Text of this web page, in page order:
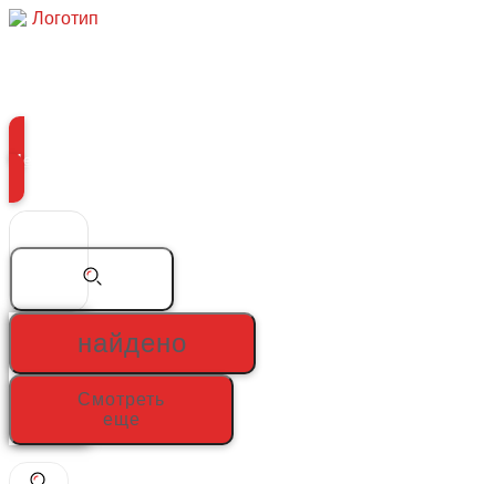
Перейти
Меню
Search
найдено
Смотреть
еще